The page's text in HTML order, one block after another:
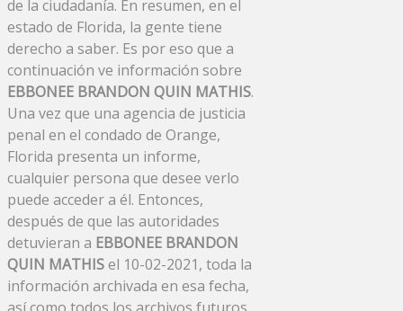
de la ciudadanía. En resumen, en el
estado de Florida, la gente tiene
derecho a saber. Es por eso que a
continuación ve información sobre
EBBONEE BRANDON QUIN MATHIS.
Una vez que una agencia de justicia
penal en el condado de Orange,
Florida presenta un informe,
cualquier persona que desee verlo
puede acceder a él. Entonces,
después de que las autoridades
detuvieran a EBBONEE BRANDON
QUIN MATHISel 10-02-2021, toda la
información archivada en esa fecha,